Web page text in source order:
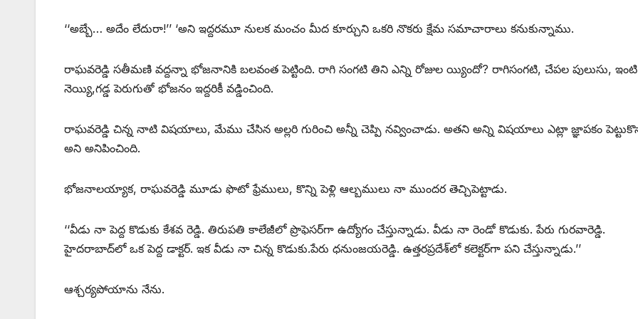
‘‘అబ్బే… అదేం లేదురా!’’ ‘అని ఇద్దరమూ నులక మంచం మీద కూర్చుని ఒకరి నొకరు క్షేమ సమాచారాలు కనుకున్నాము.
రాఘవరెడ్డి సతీమణి వద్దన్నా భోజనానికి బలవంత పెట్టింది. రాగి సంగటి తిని ఎన్ని రోజుల య్యిందో? రాగిసంగటి, చేపల పులుసు, ఇంటి
నెయ్యి,గడ్డ పెరుగుతో భోజనం ఇద్దరికీ వడ్డించింది.
రాఘవరెడ్డి చిన్న నాటి విషయాలు, మేము చేసిన అల్లరి గురించి అన్నీ చెప్పి నవ్వించాడు. అతని అన్ని విషయాలు ఎట్లా జ్ఞాపకం
అని అనిపించింది.
భోజనాలయ్యాక, రాఘవరెడ్డి మూడు ఫొటో ఫ్రేములు, కొన్ని పెళ్లి ఆల్బములు నా ముందర తెచ్చిపెట్టాడు.
‘‘వీడు నా పెద్ద కొడుకు కేశవ రెడ్డి. తిరుపతి కాలేజీలో ప్రొఫెసర్‌గా ఉద్యోగం చేస్తున్నాడు. వీడు నా రెండో కొడుకు. పేరు గురవారెడ్డి.
హైదరాబాద్‌లో ఒక పెద్ద డాక్టర్‌. ఇక వీడు నా చిన్న కొడుకు.పేరు ధనుంజయరెడ్డి. ఉత్తరప్రదేశ్‌లో కలెక్టర్‌గా పని చేస్తున్నాడు.’’
ఆశ్చర్యపోయాను నేను.